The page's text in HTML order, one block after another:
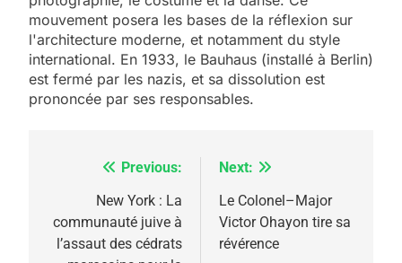
mouvement posera les bases de la réflexion sur
l'architecture moderne, et notamment du style
international. En 1933, le Bauhaus (installé à Berlin)
est fermé par les nazis, et sa dissolution est
prononcée par ses responsables.
Navigation
l’article
Previous:
New York : La
communauté juive à
l’assaut des cédrats
Next:
​Le Colonel–Major
Victor Ohayon tire sa
révérence
2025, l’année la plus
meurtrière selon le
l’antisémitisme
FIÈRE, DIGNE ET RÉSILIENTE :
POURQUOI JE REVENDIQUE
MA JUDAÏTE par Thérèse
ISRAÉL JUDAISME